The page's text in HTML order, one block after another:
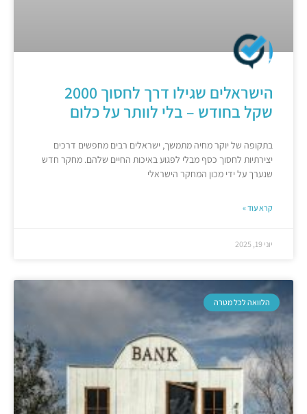
הישראלים שגילו דרך לחסוך 2000
שקל בחודש – בלי לוותר על כלום
בתקופה של יוקר מחיה מתמשך, ישראלים רבים מחפשים דרכים
יצירתיות לחסוך כסף מבלי לפגוע באיכות החיים שלהם. מחקר חדש
שנערך על ידי מכון המחקר הישראלי
קרא עוד »
יוני 19, 2025
הלוואה לכל מטרה